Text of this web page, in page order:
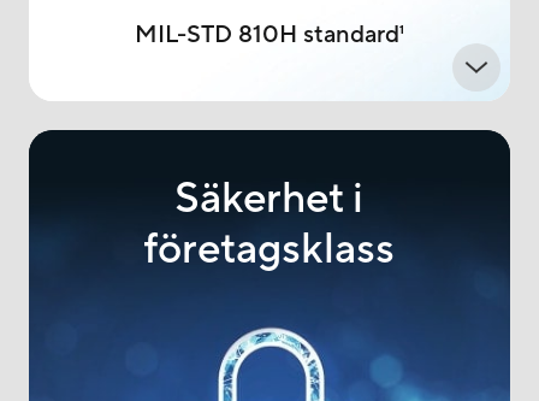
MIL-STD 810H standard1
Säkerhet i
företagsklass